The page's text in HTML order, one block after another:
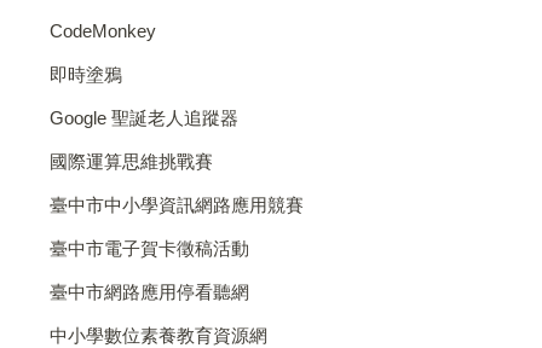
CodeMonkey
即時塗鴉
Google 聖誕老人追蹤器
國際運算思維挑戰賽
臺中市中小學資訊網路應用競賽
臺中市電子賀卡徵稿活動
臺中市網路應用停看聽網
中小學數位素養教育資源網